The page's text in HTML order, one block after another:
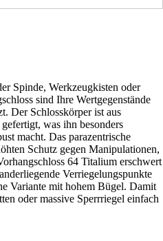
Spinde, Werkzeugkisten oder
sind Ihre Wertgegenstände
Der Schlosskörper ist aus
was ihn besonders
macht. Das parazentrische
Schutz gegen Manipulationen,
64 Titalium erschwert
Verriegelungspunkte
Variante mit hohem Bügel. Damit
oder massive Sperrriegel einfach